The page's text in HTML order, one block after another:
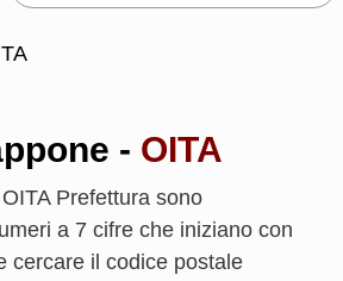
- OITA
Prefettura sono
a 7 cifre che iniziano con
cercare il codice postale